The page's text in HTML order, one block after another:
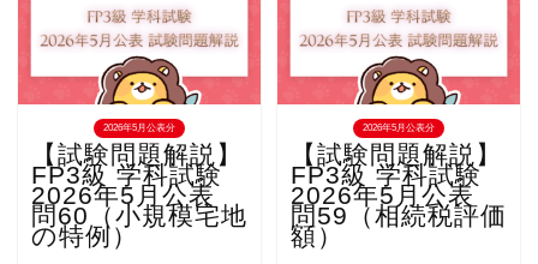
2026年5月公表分
【試験問題解説】
FP3級 学科試験
2026年5月公表
問60（小規模宅地
の特例）
2026年5月公表分
【試験問題解説】
FP3級 学科試験
2026年5月公表
問59（相続税評価
額）